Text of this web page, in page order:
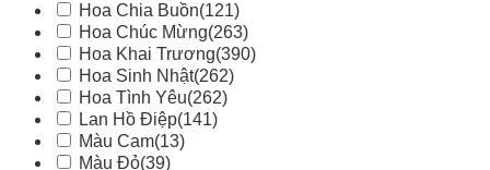
Hoa Chia Buồn(121)
Hoa Chúc Mừng(263)
Hoa Khai Trương(390)
Hoa Sinh Nhật(262)
Hoa Tình Yêu(262)
Lan Hồ Điệp(141)
Màu Cam(13)
Màu Đỏ(39)